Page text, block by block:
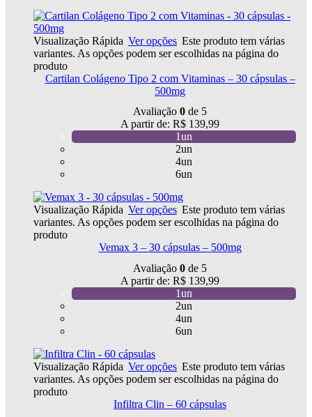
Visualização Rápida Ver opções Este produto tem várias
variantes. As opções podem ser escolhidas na página do
produto
Cartilan Colágeno Tipo 2 com Vitaminas – 30 cápsulas –
500mg
Avaliação 0 de 5
A partir de: R$ 139,99
1un
2un
4un
6un
Visualização Rápida Ver opções Este produto tem várias
variantes. As opções podem ser escolhidas na página do
produto
Vemax 3 – 30 cápsulas – 500mg
Avaliação 0 de 5
A partir de: R$ 139,99
1un
2un
4un
6un
Visualização Rápida Ver opções Este produto tem várias
variantes. As opções podem ser escolhidas na página do
produto
Infiltra Clin – 60 cápsulas